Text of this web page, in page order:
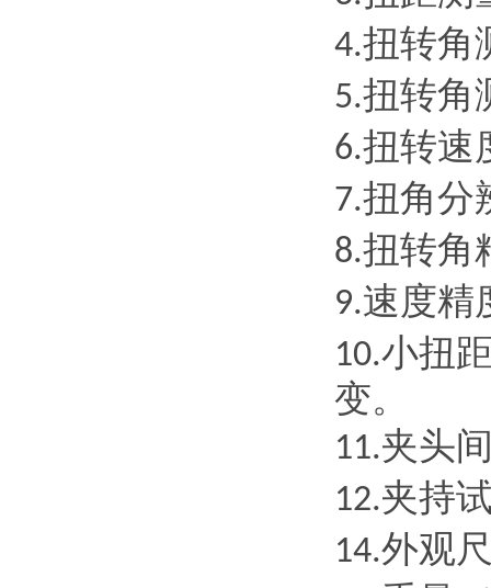
4.扭转角
5.扭转角
6.扭转速
7.扭角分
8.扭转角
9.速度精
10.小扭
变。
11.夹头
12.夹持
14.外观